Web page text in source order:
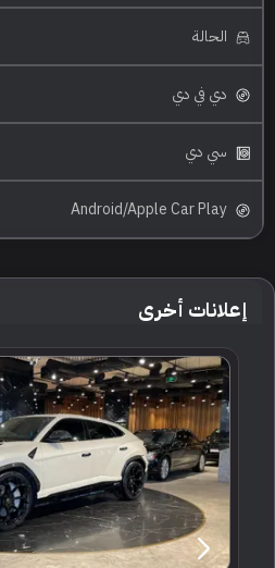
الحالة
دي في دي
سي دي
Android/Apple Car Play
إعلانات أخرى